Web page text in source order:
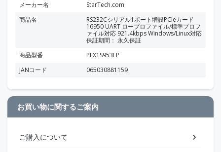
メーカー名
StarTech.com
商品名
RS232Cシリアル1ポート増設PCIeカード
16950 UART ロープロファイル/標準プロフ
ァイル対応 921.4kbps Windows/Linux対応
保証期間： 永久保証
商品型番
PEX1S953LP
JANコード
065030881159
お買い物に関するご案内
ご購入について